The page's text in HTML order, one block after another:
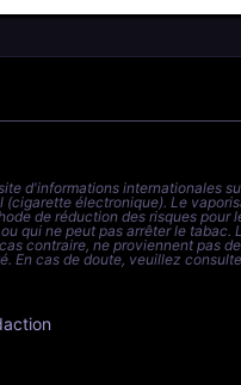
d'informations internationales
(cigarette électronique). Le
de réduction des risques pour
qui ne peut pas arrêter le tabac.
contraire, ne proviennent pas de
En cas de doute, veuillez